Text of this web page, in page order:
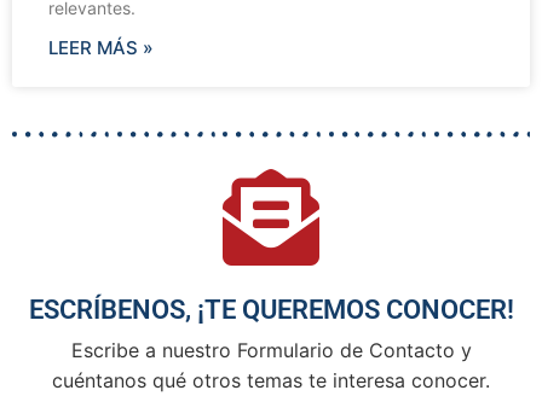
relevantes.
LEER MÁS »
ESCRÍBENOS, ¡TE QUEREMOS CONOCER!
Escribe a nuestro Formulario de Contacto y
cuéntanos qué otros temas te interesa conocer.